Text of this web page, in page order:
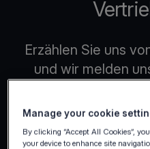
Erzählen Sie uns
und wir melden
Manage your cookie
By clicking “Accept All Cookies”,
your device to enhance site